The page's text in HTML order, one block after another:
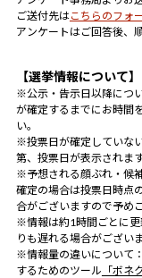
ご送付先はこちらのフォ
アンケートはご回答後、
【選挙情報について】
※公示・告示日以降につ
が確定するまでにお時間
い。
※投票日が確定していな
第、投票日が表示されま
※予想される顔ぶれ・候
確定の場合は投票日時点
合がございますので予め
※情報は約1時間ごとに更
りも遅れる場合がございま
※情報量の違いについて
するためのツール 「ボネ